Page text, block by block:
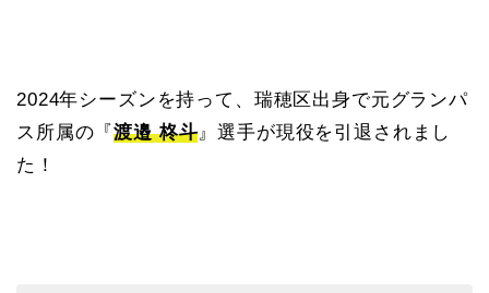
2024年シーズンを持って、瑞穂区出身で元グランパ
ス所属の『渡邉 柊斗』選手が現役を引退されまし
た！